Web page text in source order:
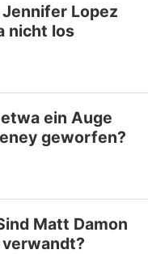
Lopez
nicht los
ein Auge
geworfen?
Matt Damon